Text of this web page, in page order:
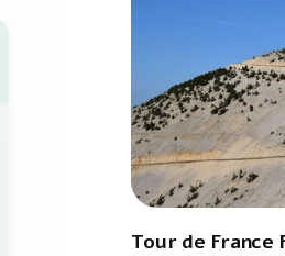
Tour de France